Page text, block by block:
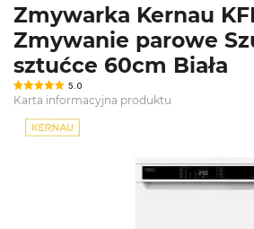
Zmywarka Kernau
Zmywanie parowe
sztućce 60cm Biała
5.0
Karta informacyjna produktu